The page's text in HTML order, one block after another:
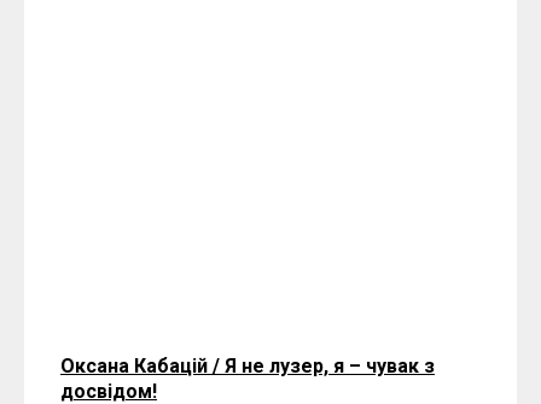
Оксана Кабацій / Я не лузер, я – чувак з
досвідом!